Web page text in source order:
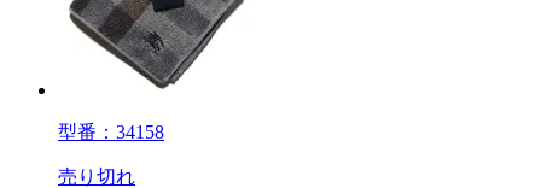
型番：34158
売り切れ